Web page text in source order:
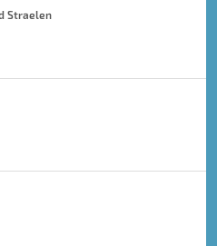
Straelen